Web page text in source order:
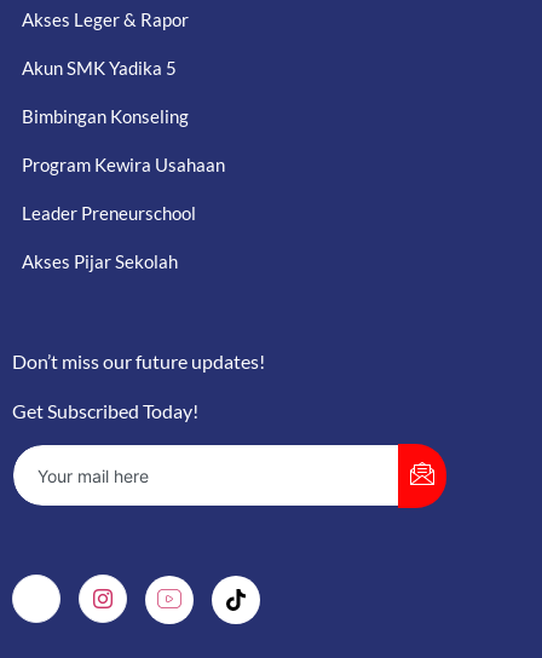
Akses Leger & Rapor
Akun SMK Yadika 5
Bimbingan Konseling
Program Kewira Usahaan
Leader Preneurschool
Akses Pijar Sekolah
Don’t miss our future updates!
Get Subscribed Today!